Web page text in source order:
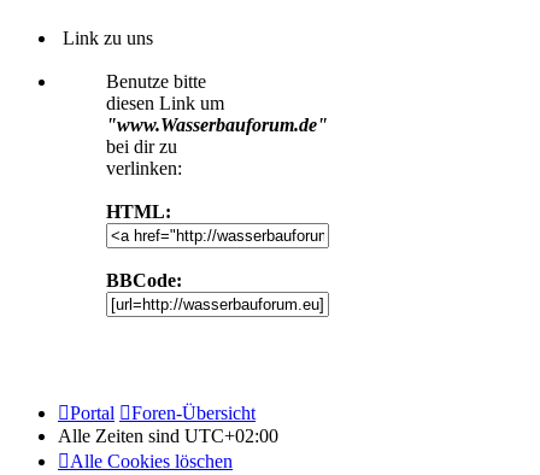
Link zu uns
Benutze bitte
diesen Link um
"www.Wasserbauforum.de"
bei dir zu
verlinken:
HTML:
BBCode:
Portal
Foren-Übersicht
Alle Zeiten sind UTC+02:00
Alle Cookies löschen